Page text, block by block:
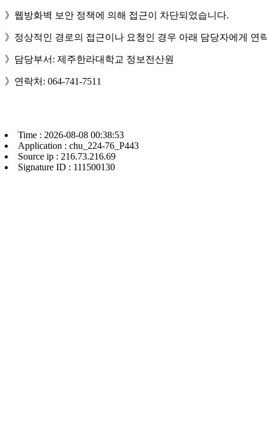
》웹방화벽 보안 정책에 의해 접근이 차단되었습니다.
》정상적인 경로의 접근이나 요청인 경우 아래 담당자에게 연
》담당부서: 제주한라대학교 정보전산원
》연락처: 064-741-7511
Time : 2026-08-08 00:38:53
Application : chu_224-76_P443
Source ip : 216.73.216.69
Signature ID : 111500130